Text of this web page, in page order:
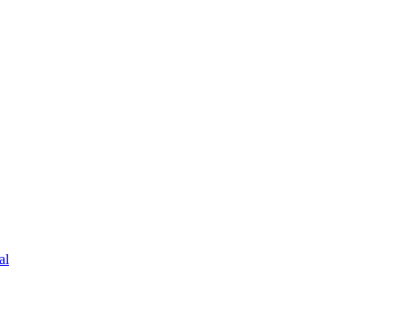
website. By continuing to browse this website, you accept that
cookies, you can access our